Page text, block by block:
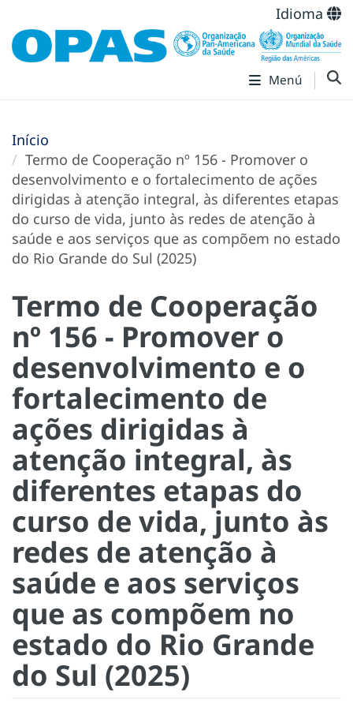
Idioma
Menú
Início
Termo de Cooperação nº 156 - Promover o
desenvolvimento e o fortalecimento de ações
dirigidas à atenção integral, às diferentes etapas
do curso de vida, junto às redes de atenção à
saúde e aos serviços que as compõem no estado
do Rio Grande do Sul (2025)
Termo de Cooperação
nº 156 - Promover o
desenvolvimento e o
fortalecimento de
ações dirigidas à
atenção integral, às
diferentes etapas do
curso de vida, junto às
redes de atenção à
saúde e aos serviços
que as compõem no
estado do Rio Grande
do Sul (2025)